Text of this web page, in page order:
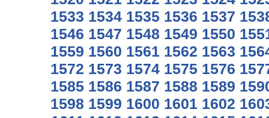
1533 1534 1535 1536 1537
1546 1547 1548 1549 1550
1559 1560 1561 1562 1563
1572 1573 1574 1575 1576
1585 1586 1587 1588 1589
1598 1599 1600 1601 1602